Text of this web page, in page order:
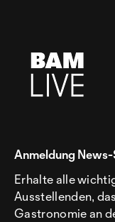
Anmeldung
Erhalte alle
Ausstellenden,
Gastronomie an